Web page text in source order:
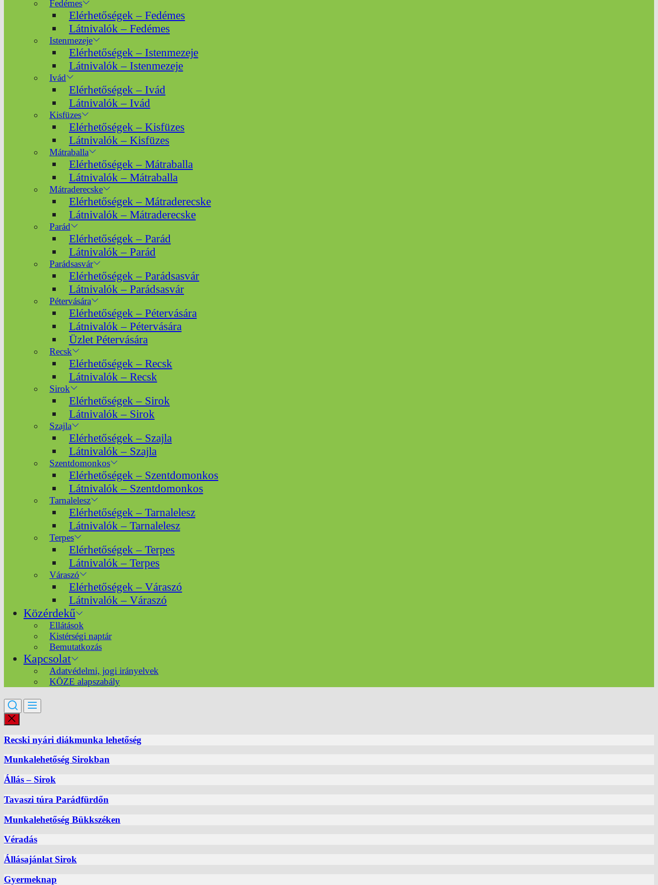
Fedémes
Elérhetőségek – Fedémes
Látnivalók – Fedémes
Istenmezeje
Elérhetőségek – Istenmezeje
Látnivalók – Istenmezeje
Ivád
Elérhetőségek – Ivád
Látnivalók – Ivád
Kisfüzes
Elérhetőségek – Kisfüzes
Látnivalók – Kisfüzes
Mátraballa
Elérhetőségek – Mátraballa
Látnivalók – Mátraballa
Mátraderecske
Elérhetőségek – Mátraderecske
Látnivalók – Mátraderecske
Parád
Elérhetőségek – Parád
Látnivalók – Parád
Parádsasvár
Elérhetőségek – Parádsasvár
Látnivalók – Parádsasvár
Pétervására
Elérhetőségek – Pétervására
Látnivalók – Pétervására
Üzlet Pétervására
Recsk
Elérhetőségek – Recsk
Látnivalók – Recsk
Sirok
Elérhetőségek – Sirok
Látnivalók – Sirok
Szajla
Elérhetőségek – Szajla
Látnivalók – Szajla
Szentdomonkos
Elérhetőségek – Szentdomonkos
Látnivalók – Szentdomonkos
Tarnalelesz
Elérhetőségek – Tarnalelesz
Látnivalók – Tarnalelesz
Terpes
Elérhetőségek – Terpes
Látnivalók – Terpes
Váraszó
Elérhetőségek – Váraszó
Látnivalók – Váraszó
Közérdekű
Ellátások
Kistérségi naptár
Bemutatkozás
Kapcsolat
Adatvédelmi, jogi irányelvek
KÖZE alapszabály
Recski nyári diákmunka lehetőség
Munkalehetőség Sirokban
Állás – Sirok
Tavaszi túra Parádfürdőn
Munkalehetőség Bükkszéken
Véradás
Állásajánlat Sirok
Gyermeknap